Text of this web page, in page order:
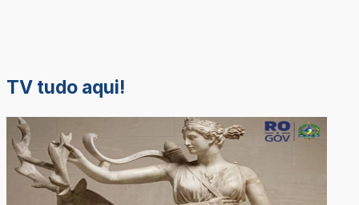
TV tudo aqui!